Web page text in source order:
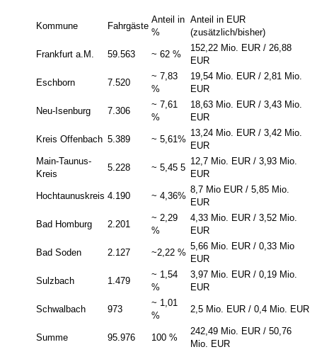
Kommune Fahrgäste
Anteil in
%
Anteil in EUR
(zusätzlich/bisher)
Frankfurt a.M. 59.563 ~ 62 %
152,22 Mio. EUR / 26,88
EUR
Eschborn 7.520
~ 7,83
%
19,54 Mio. EUR / 2,81 Mio.
EUR
Neu-Isenburg 7.306
~ 7,61
%
18,63 Mio. EUR / 3,43 Mio.
EUR
Kreis Offenbach 5.389 ~ 5,61%
13,24 Mio. EUR / 3,42 Mio.
EUR
Main-Taunus-
Kreis
5.228 ~ 5,45 5
12,7 Mio. EUR / 3,93 Mio.
EUR
Hochtaunuskreis 4.190 ~ 4,36%
8,7 Mio EUR / 5,85 Mio.
EUR
Bad Homburg 2.201
~ 2,29
%
4,33 Mio. EUR / 3,52 Mio.
EUR
Bad Soden 2.127 ~2,22 %
5,66 Mio. EUR / 0,33 Mio
EUR
Sulzbach 1.479
~ 1,54
%
3,97 Mio. EUR / 0,19 Mio.
EUR
Schwalbach 973
~ 1,01
%
2,5 Mio. EUR / 0,4 Mio. EUR
Summe 95.976 100 %
242,49 Mio. EUR / 50,76
Mio. EUR